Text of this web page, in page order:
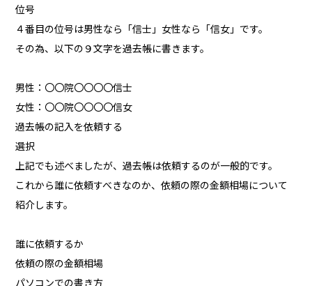
位号
４番目の位号は男性なら「信士」女性なら「信女」です。
その為、以下の９文字を過去帳に書きます。
男性：〇〇院〇〇〇〇信士
女性：〇〇院〇〇〇〇信女
過去帳の記入を依頼する
選択
上記でも述べましたが、過去帳は依頼するのが一般的です。
これから誰に依頼すべきなのか、依頼の際の金額相場について
紹介します。
誰に依頼するか
依頼の際の金額相場
パソコンでの書き方